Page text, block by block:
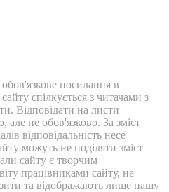
обов'язкове посилання в
спілкується з читачами з
Відповідати на листи
але не обов'язково. За зміст
відповідальність несе
можуть не поділяти зміст
сайту є творчим
працівниками сайту, не
та відображають лише нашу